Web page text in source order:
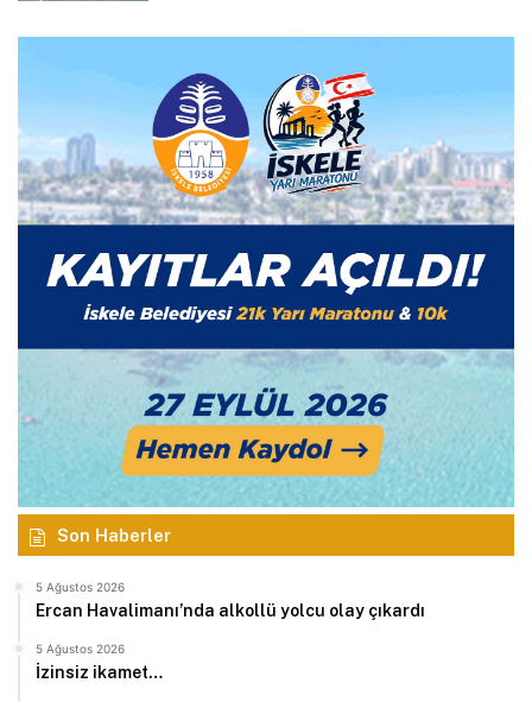
Son Haberler
5 Ağustos 2026
Ercan Havalimanı’nda alkollü yolcu olay çıkardı
5 Ağustos 2026
İzinsiz ikamet…